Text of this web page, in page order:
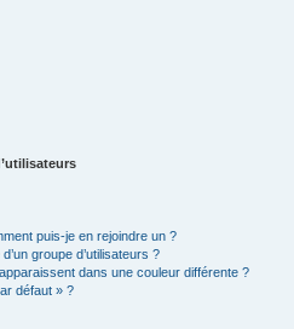
puis-je en rejoindre un ?
groupe d’utilisateurs ?
dans une couleur différente ?
défaut » ?